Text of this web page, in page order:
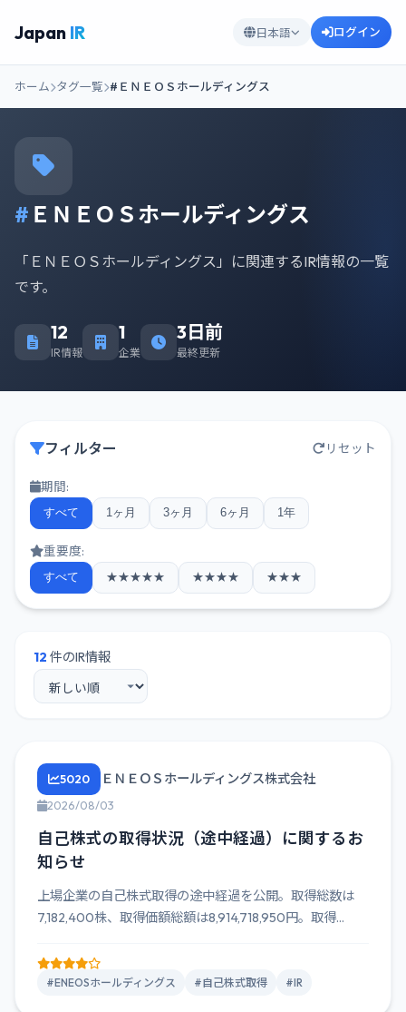
Japan IR 日本語 ログイン
ホーム タグ一覧 #ＥＮＥＯＳホールディングス
# ＥＮＥＯＳホールディングス
「ＥＮＥＯＳホールディングス」に関連するIR情報の一覧
です。
12
IR情報
1
企業
3日前
最終更新
フィルター リセット
期間:
すべて 1ヶ月 3ヶ月 6ヶ月 1年
重要度:
すべて ★★★★★ ★★★★ ★★★
12 件のIR情報
5020 ＥＮＥＯＳホールディングス株式会社
2026/08/03
自己株式の取得状況（途中経過）に関するお
知らせ
上場企業の自己株式取得の途中経過を公開。取得総数は
7,182,400株、取得価額総額は8,914,718,950円。取得...
#ENEOSホールディングス #自己株式取得 #IR